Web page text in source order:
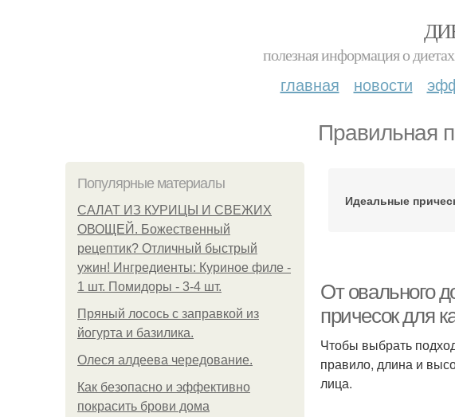
полезная информация о
главная новости
Правильная
Популярные материалы
САЛАТ ИЗ КУРИЦЫ И СВЕЖИХ
ОВОЩЕЙ. Божественный
рецептик? Отличный быстрый
ужин! Ингредиенты: Куриное филе -
1 шт. Помидоры - 3-4 шт.
Пряный лосось с заправкой из
йогурта и базилика.
Олеся алдеева чередование.
Как безопасно и эффективно
покрасить брови дома
Идеальные
От овального
причесок для
Чтобы выбрать
правило, длина и
лица.